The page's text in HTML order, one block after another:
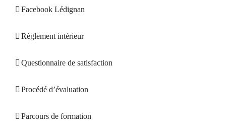
Facebook Lédignan
Règlement intérieur
Questionnaire de satisfaction
Procédé d’évaluation
Parcours de formation